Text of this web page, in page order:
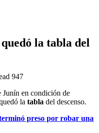
la tabla del
947
Junín en condición de
la tabla del descenso.
preso por robar una